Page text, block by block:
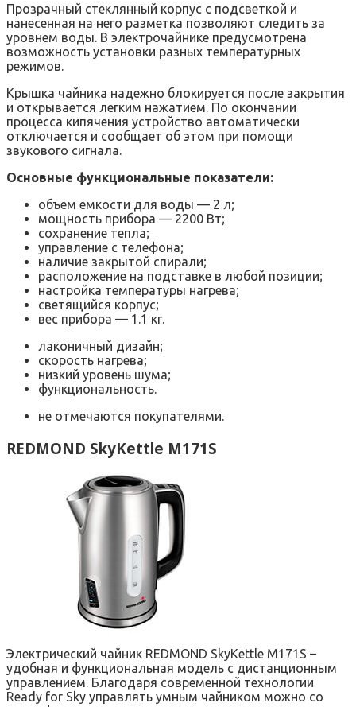
Прозрачный стеклянный корпус с подсветкой и
нанесенная на него разметка позволяют следить за
уровнем воды. В электрочайнике предусмотрена
возможность установки разных температурных
режимов.
Крышка чайника надежно блокируется после закрытия
и открывается легким нажатием. По окончании
процесса кипячения устройство автоматически
отключается и сообщает об этом при помощи
звукового сигнала.
Основные функциональные показатели:
объем емкости для воды — 2 л;
мощность прибора — 2200 Вт;
сохранение тепла;
управление с телефона;
наличие закрытой спирали;
расположение на подставке в любой позиции;
настройка температуры нагрева;
светящийся корпус;
вес прибора — 1.1 кг.
лаконичный дизайн;
скорость нагрева;
низкий уровень шума;
функциональность.
не отмечаются покупателями.
REDMOND SkyKettle M171S
Электрический чайник REDMOND SkyKettle M171S –
удобная и функциональная модель с дистанционным
управлением. Благодаря современной технологии
Ready for Sky управлять умным чайником можно со